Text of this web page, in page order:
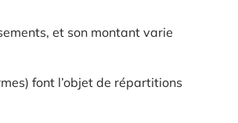
et son montant varie
font l’objet de répartitions